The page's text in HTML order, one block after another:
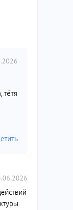
тётя